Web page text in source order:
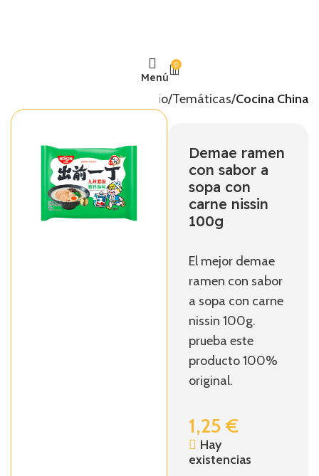
Menú
0
Inicio Temáticas Cocina China
Demae ramen
con sabor a
sopa con
carne nissin
100g
El mejor demae
ramen con sabor
a sopa con carne
nissin 100g.
prueba este
producto 100%
original.
1,25€
Hay
existencias